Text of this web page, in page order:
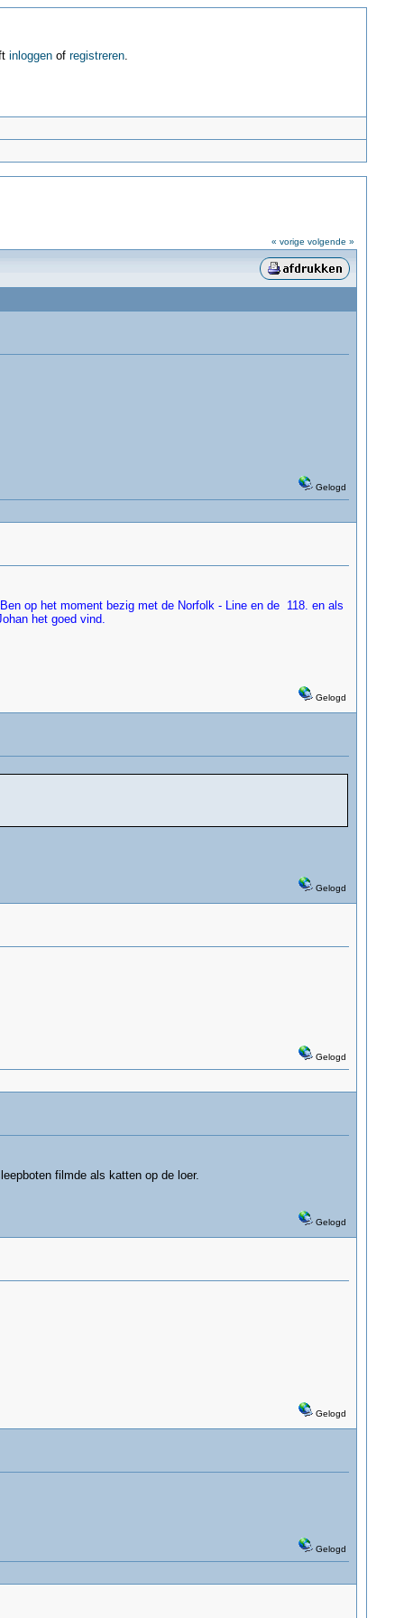
inloggenof registreren.
« vorige volgende »
Gelogd
op het moment bezig met de Norfolk - Line en de 118. en als
het goed vind.
Gelogd
Gelogd
Gelogd
filmde als katten op de loer.
Gelogd
Gelogd
Gelogd